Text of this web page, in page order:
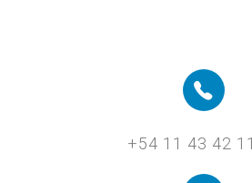
+54 11 43 42